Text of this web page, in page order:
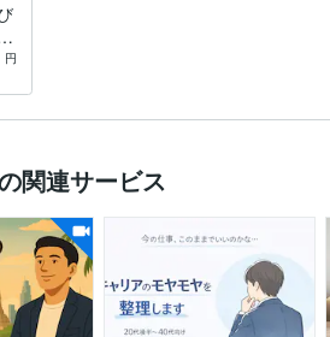
円
関連サービス